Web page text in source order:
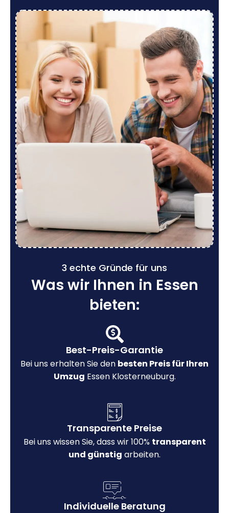
3 echte Gründe für uns
Was wir Ihnen in Essen
bieten:
Best-Preis-Garantie
Bei uns erhalten Sie den besten Preis für Ihren
Umzug Essen Klosterneuburg.
Transparente Preise
Bei uns wissen Sie, dass wir 100% transparent
und günstig arbeiten.
Individuelle Beratung